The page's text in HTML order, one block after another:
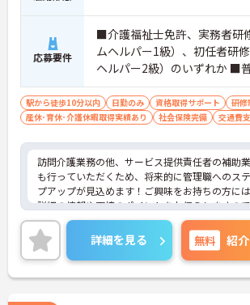
応募要件
■介護福祉士免許、実務者研
ムヘルパー1級）、初任者研
ヘルパー2級）のいずれか ■
免許（AT限定可）
駅から徒歩10分以内 日勤のみ 資格取得サポート
研修
産休･育休･介護休暇取得実績あり
社会保険完備 交通費
訪問介護業務の他、サービス提供責任者の補助
も行っていただくため、将来的に管理職へのス
プアップが見込めます！ご興味をお持ちの方に
詳細の情報や面接のポイントをお伝えしますの
気軽にお問い合わせください。
詳細を見る 無料 紹